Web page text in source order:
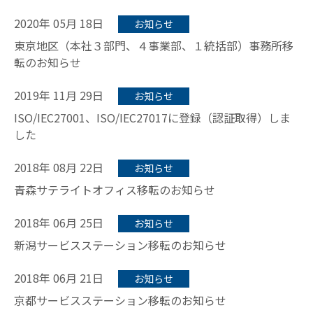
2020年 05月 18日
お知らせ
東京地区（本社３部門、４事業部、１統括部）事務所移
転のお知らせ
2019年 11月 29日
お知らせ
ISO/IEC27001、ISO/IEC27017に登録（認証取得）しま
した
2018年 08月 22日
お知らせ
青森サテライトオフィス移転のお知らせ
2018年 06月 25日
お知らせ
新潟サービスステーション移転のお知らせ
2018年 06月 21日
お知らせ
京都サービスステーション移転のお知らせ